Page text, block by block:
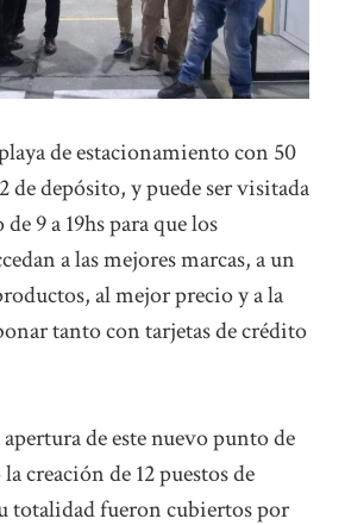
de estacionamiento con 50
de depósito, y puede ser visitada
9 a 19hs para que los
a las mejores marcas, a un
al mejor precio y a la
tanto con tarjetas de crédito
de este nuevo punto de
creación de 12 puestos de
totalidad fueron cubiertos por